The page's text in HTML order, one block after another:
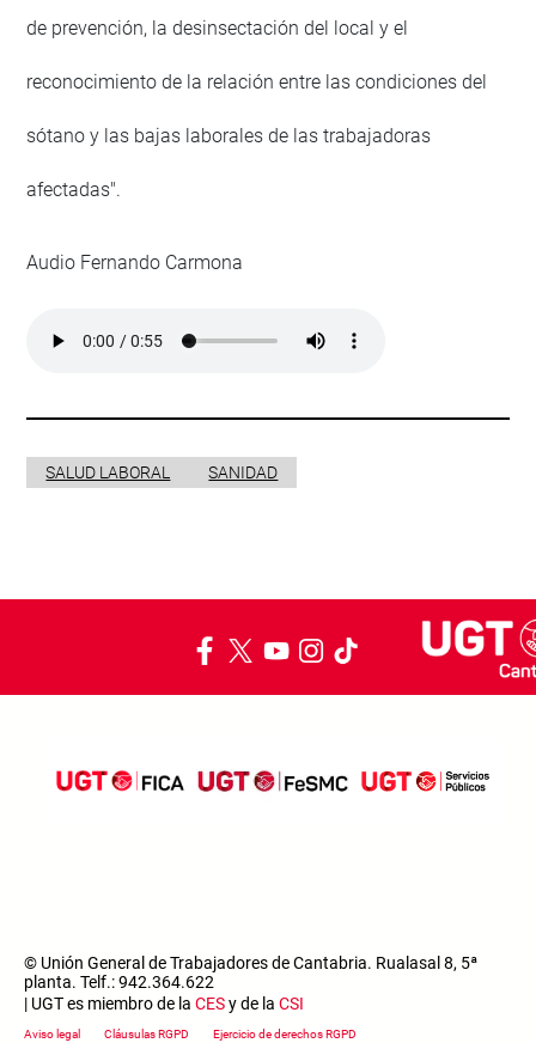
de prevención, la desinsectación del local y el
reconocimiento de la relación entre las condiciones del
sótano y las bajas laborales de las trabajadoras
afectadas".
Audio Fernando Carmona
SALUD LABORAL SANIDAD
© Unión General de Trabajadores de Cantabria. Rualasal 8, 5ª
planta. Telf.: 942.364.622
| UGT es miembro de la CESy de la CSI
Footer menu
Aviso legal Cláusulas RGPD Ejercicio de derechos RGPD